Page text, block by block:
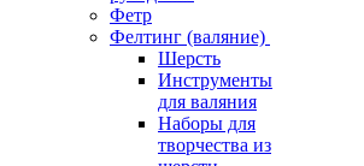
Фетр
Фелтинг (валяние)
Шерсть
Инструменты
для валяния
Наборы для
творчества из